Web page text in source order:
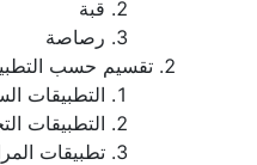
قبة
رصاصة
تقسيم حسب
التطبيقات
التطبيقات
تطبيقات